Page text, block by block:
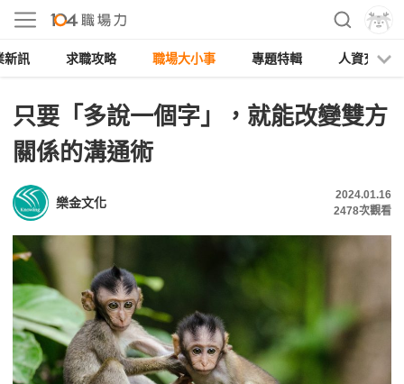
新訊 求職攻略 職場大小事 專題特輯 人資充電
只要「多說一個字」，就能改變雙方
關係的溝通術
樂金文化
2024.01.16
2478次觀看